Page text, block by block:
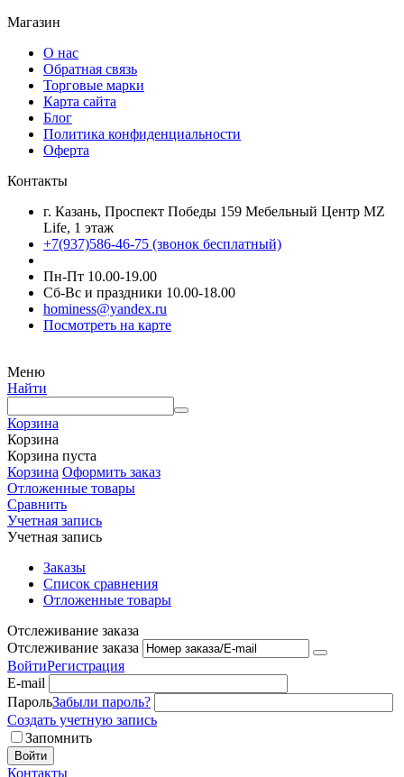
Магазин
О нас
Обратная связь
Торговые марки
Карта сайта
Блог
Политика конфиденциальности
Оферта
Контакты
г. Казань, Проспект Победы 159 Мебельный Центр MZ
Life, 1 этаж
+7(937)586-46-75 (звонок бесплатный)
Пн-Пт 10.00-19.00
Сб-Вс и праздники 10.00-18.00
hominess@yandex.ru
Посмотреть на карте
Меню
Найти
Корзина
Корзина
Корзина пуста
Корзина Оформить заказ
Отложенные товары
Сравнить
Учетная запись
Учетная запись
Заказы
Список сравнения
Отложенные товары
Отслеживание заказа
Отслеживание заказа
ВойтиРегистрация
E-mail
ПарольЗабыли пароль?
Создать учетную запись
Запомнить
Войти
Контакты